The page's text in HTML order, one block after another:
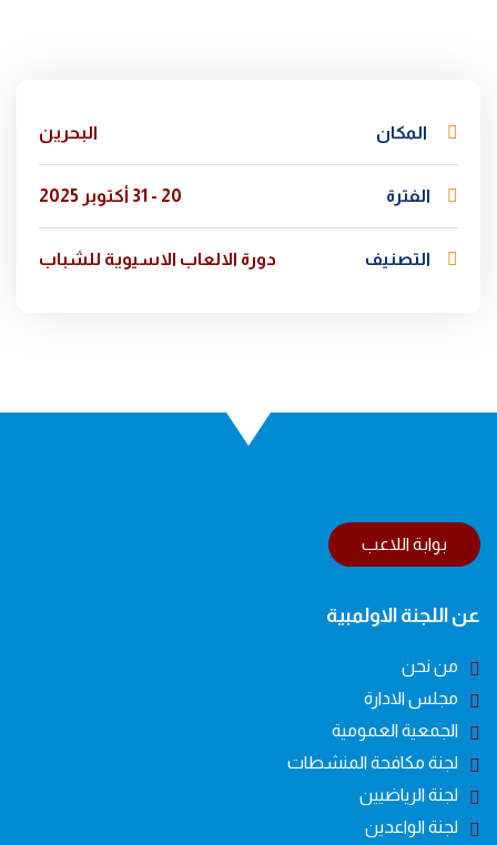
المكان البحرين
الفترة 20 - 31 أكتوبر 2025
التصنيف دورة الالعاب الاسيوية للشباب
بوابة اللاعب
عن اللجنة الاولمبية
من نحن
مجلس الادارة
الجمعية العمومية
لجنة مكافحة المنشطات
لجنة الرياضيين
لجنة الواعدين